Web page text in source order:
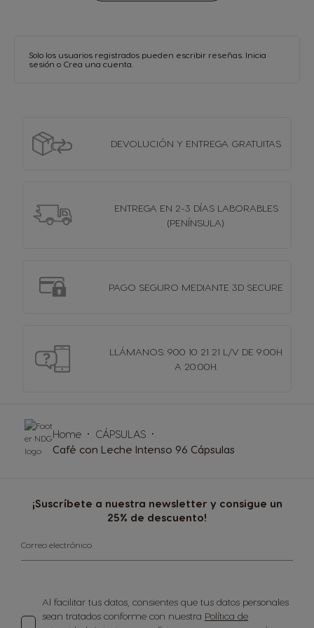
Solo los usuarios registrados pueden escribir reseñas. Inicia
sesión o Crea una cuenta
DEVOLUCIÓN Y ENTREGA GRATUITAS
ENTREGA EN 2-3 DÍAS LABORABLES
(PENÍNSULA)
PAGO SEGURO MEDIANTE 3D SECURE
LLÁMANOS: 900 10 21 21 L/V DE 9:00H
A 20:00H.
¡Suscríbete a nuestra newsletter y consigue un
25% de descuento!
Correo electrónico
Al facilitar tus datos, consientes que tus datos personales
sean tratados conforme con nuestra Política de
Home
CÁPSULAS
Café con Leche Intenso 96 Cápsulas